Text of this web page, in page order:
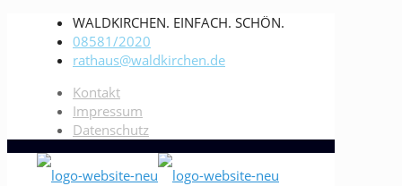
WALDKIRCHEN. EINFACH. SCHÖN.
08581/2020
rathaus@waldkirchen.de
Kontakt
Impressum
Datenschutz